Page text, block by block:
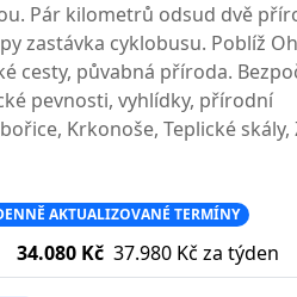
Pár kilometrů odsud dvě
zastávka cyklobusu. Poblíž
cesty, půvabná příroda.
pevnosti, vyhlídky, přírodní
Krkonoše, Teplické skály,
AKTUALIZOVANÉ TERMÍNY
34.080 Kč 37.980 Kč za týden